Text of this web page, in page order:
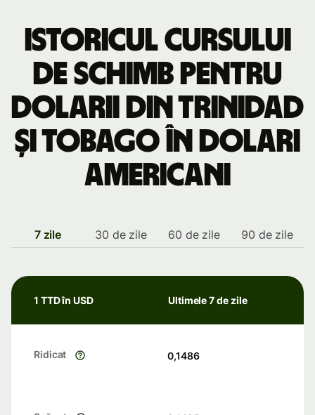
Istoricul cursului
de schimb pentru
dolarii din Trinidad
și Tobago în dolari
americani
7 zile 30 de zile 60 de zile 90 de zile
1 TTD în USD Ultimele 7 de zile
Ridicat 0,1486